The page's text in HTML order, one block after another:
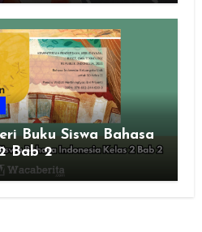
Buku Siswa Bahasa
Bab 2